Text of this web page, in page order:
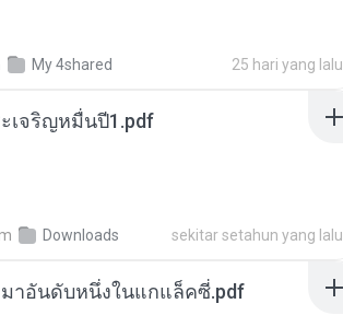
My 4shared 25 hari yang lalu
เจริญหมื่นปี1.pdf
Downloads sekitar setahun yang lalu
มาอันดับหนึ่งในแกแล็คซี่.pdf